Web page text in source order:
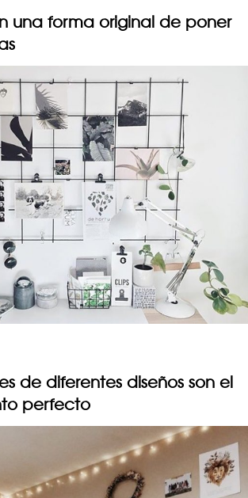
una forma original de poner
de diferentes diseños son el
perfecto